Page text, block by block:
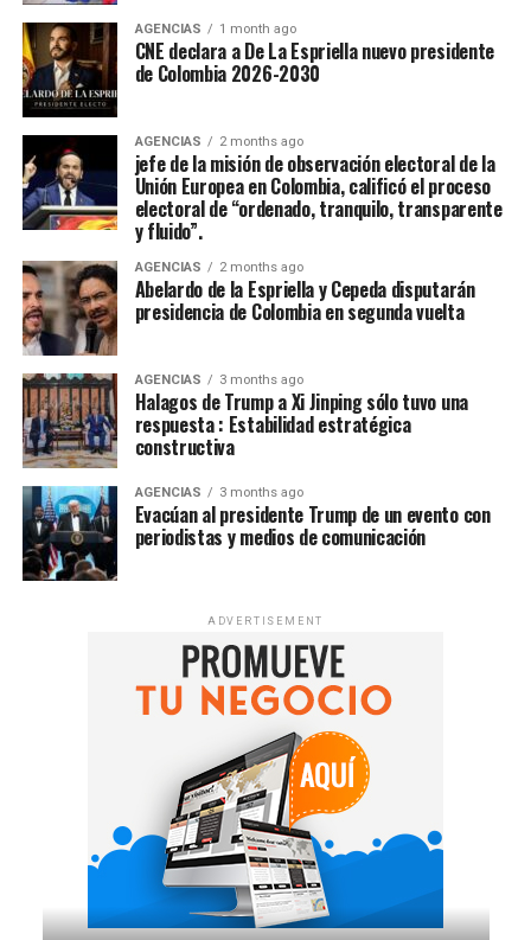
AGENCIAS 1 month ago
CNE declara a De La Espriella nuevo presidente
de Colombia 2026-2030
AGENCIAS 2 months ago
jefe de la misión de observación electoral de la
Unión Europea en Colombia, calificó el proceso
electoral de “ordenado, tranquilo, transparente
y fluido”.
AGENCIAS 2 months ago
Abelardo de la Espriella y Cepeda disputarán
presidencia de Colombia en segunda vuelta
AGENCIAS 3 months ago
Halagos de Trump a Xi Jinping sólo tuvo una
respuesta : Estabilidad estratégica
constructiva
AGENCIAS 3 months ago
Evacúan al presidente Trump de un evento con
periodistas y medios de comunicación
ADVERTISEMENT